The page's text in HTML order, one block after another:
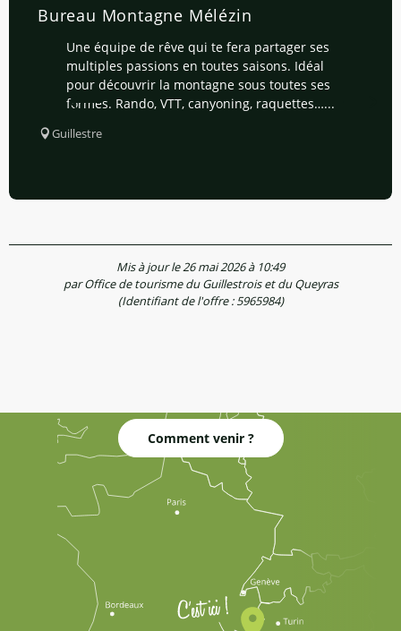
Bureau Montagne Mélézin
Une équipe de rêve qui te fera partager ses
multiples passions en toutes saisons. Idéal
pour découvrir la montagne sous toutes ses
formes. Rando, VTT, canyoning, raquettes…...
Guillestre
Mis à jour le 26 mai 2026 à 10:49
par Office de tourisme du Guillestrois et du Queyras
(Identifiant de l'offre :5965984)
Comment venir ?